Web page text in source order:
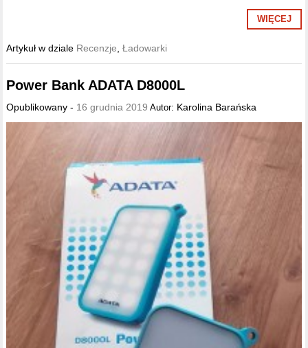
WIĘCEJ
Artykuł w dziale Recenzje,Ładowarki
Power Bank ADATA D8000L
Opublikowany - 16 grudnia 2019 Autor: Karolina Barańska